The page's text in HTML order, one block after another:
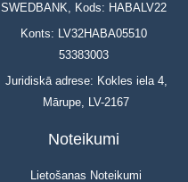
SWEDBANK, Kods: HABALV22
Konts: LV32HABA05510
53383003
Juridiskā adrese: Kokles iela 4,
Mārupe, LV-2167
Noteikumi
Lietošanas Noteikumi